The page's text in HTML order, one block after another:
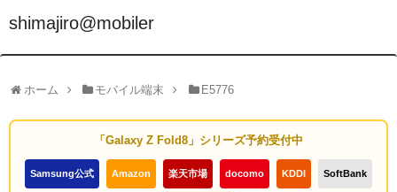
shimajiro@mobiler
ホーム モバイル端末 E5776
「Galaxy Z Fold8」シリーズ予約受付中
Samsung公式 Amazon 楽天市場 docomo KDDI SoftBank